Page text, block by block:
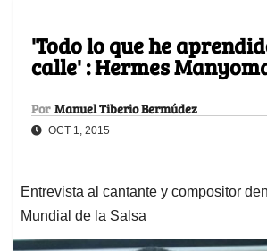
'Todo lo que he
calle' : Hermes
Por Manuel Tiberio Bermúdez
OCT 1, 2015
Entrevista al cantante y compositor
Mundial de la Salsa